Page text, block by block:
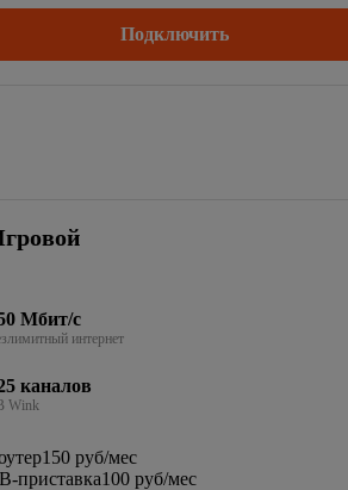
Подключить
Мбит/с
интернет
каналов
Wink
150 руб/мес
приставка100 руб/мес